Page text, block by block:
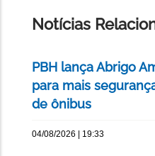
Notícias
PBH lança Abrigo
para mais
de ônibus
04/08/2026 | 19:33